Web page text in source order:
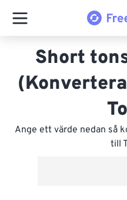
Short
Ange ett värde nedan så
till